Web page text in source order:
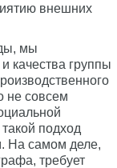
внешних
мы
качества группы
не совсем
подход
На самом деле,
требует